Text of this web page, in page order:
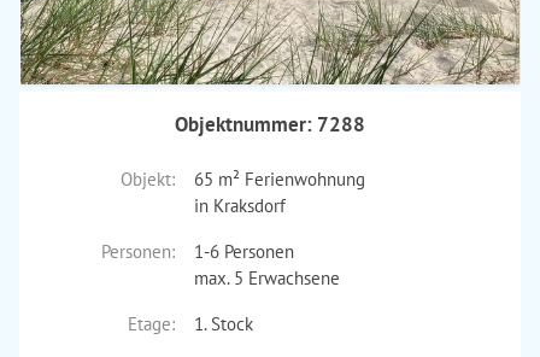
Objektnummer: 7288
Objekt:
65 m² Ferienwohnung
in Kraksdorf
Personen:
1-6 Personen
max. 5 Erwachsene
Etage:
1. Stock